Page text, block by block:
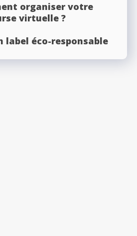
organiser votre
virtuelle ?
label éco-responsable